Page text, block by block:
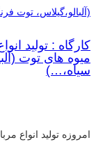
کارگاه : تولید
میوه های توت
سیاه،…)
امروزه تولید انواع